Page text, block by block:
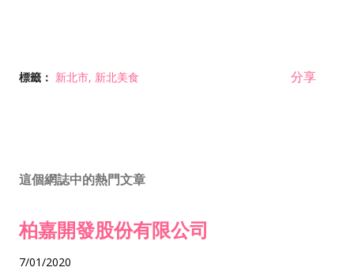
標籤： 新北市 新北美食 分享
這個網誌中的熱門文章
柏嘉開發股份有限公司
7/01/2020